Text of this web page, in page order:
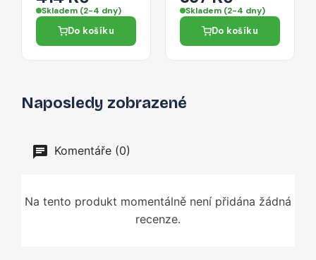
Skladem (2-4 dny)
Do košíku
microSD 0,3 m –
černý
Skladem (2-4 dny)
Do košíku
Naposledy zobrazené
Komentáře (0)
Na tento produkt momentálně není přidána žádná
recenze.